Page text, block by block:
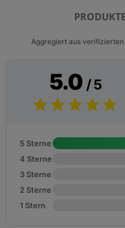
Aggregiert aus verifizierten
5.0 / 5
5 Sterne
4 Sterne
3 Sterne
2 Sterne
1 Stern